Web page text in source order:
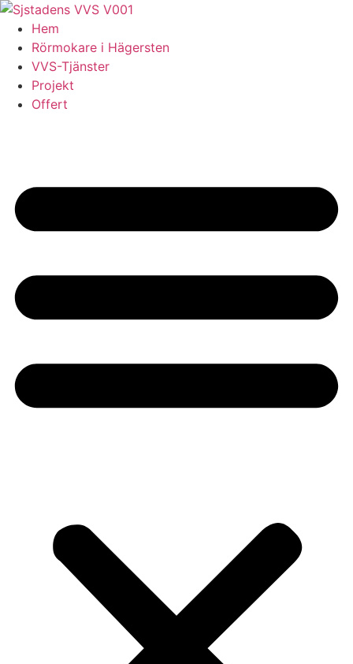
Skip
content
Hem
Rörmokare i Hägersten
VVS-Tjänster
Projekt
Offert